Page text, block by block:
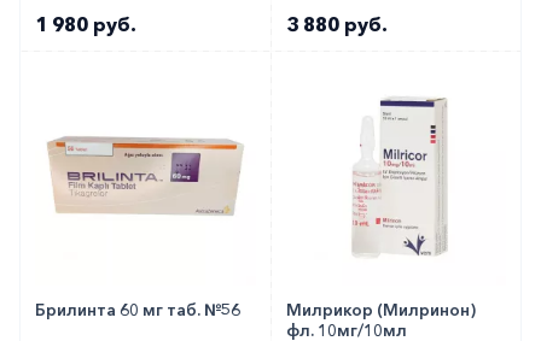
1 980 руб. 3 880 руб.
Брилинта 60 мг таб. №56
Милрикор (Милринон)
фл. 10мг/10мл